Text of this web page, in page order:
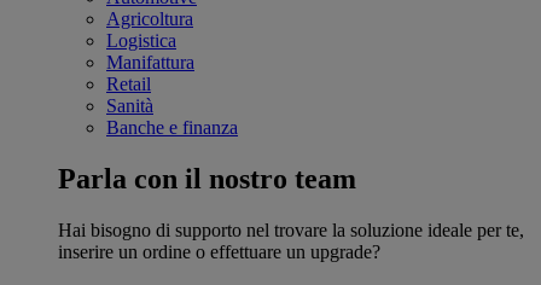
Agricoltura
Logistica
Manifattura
Retail
Sanità
Banche e finanza
Parla con il nostro team
Hai bisogno di supporto nel trovare la soluzione ideale per te,
inserire un ordine o effettuare un upgrade?